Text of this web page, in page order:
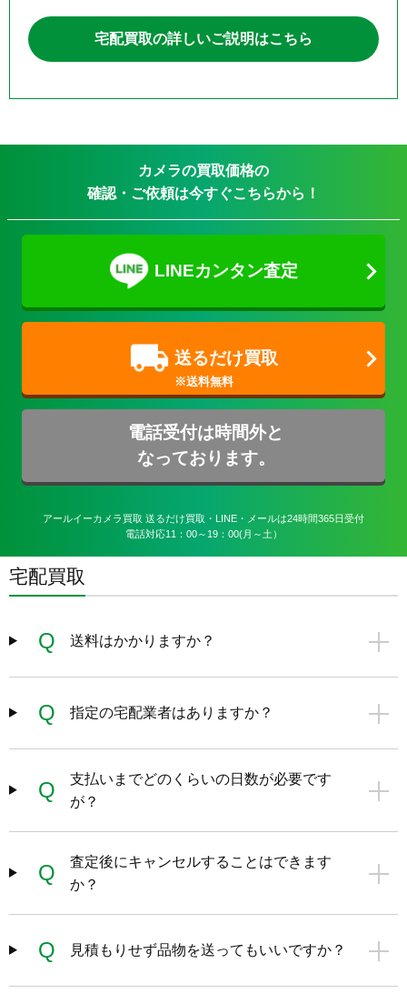
宅配買取の詳しいご説明はこちら
カメラの買取価格の
確認・ご依頼は今すぐこちらから！
LINEカンタン査定
送るだけ買取
電話受付は時間外と
なっております。
アールイーカメラ買取 送るだけ買取・LINE・メールは24時間365日受付
電話対応11：00～19：00(月～土）
宅配買取
Q 送料はかかりますか？
Q 指定の宅配業者はありますか？
Q
支払いまでどのくらいの日数が必要です
が？
Q
査定後にキャンセルすることはできます
か？
Q 見積もりせず品物を送ってもいいですか？